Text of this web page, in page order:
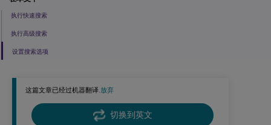
这篇文章已经过机器翻译.放弃
切换到英文
执行快速搜索
执行高级搜索
设置搜索选项